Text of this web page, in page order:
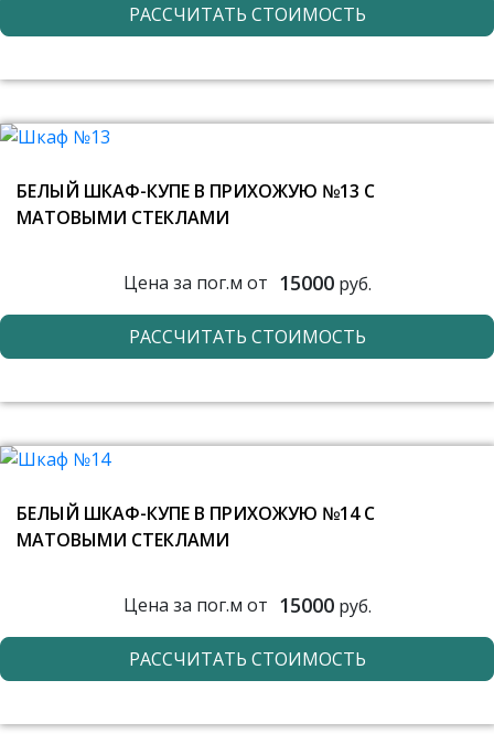
РАССЧИТАТЬ СТОИМОСТЬ
БЕЛЫЙ ШКАФ-КУПЕ В ПРИХОЖУЮ №13 С
МАТОВЫМИ СТЕКЛАМИ
Цена за пог.м от 15000руб.
РАССЧИТАТЬ СТОИМОСТЬ
БЕЛЫЙ ШКАФ-КУПЕ В ПРИХОЖУЮ №14 С
МАТОВЫМИ СТЕКЛАМИ
Цена за пог.м от 15000руб.
РАССЧИТАТЬ СТОИМОСТЬ